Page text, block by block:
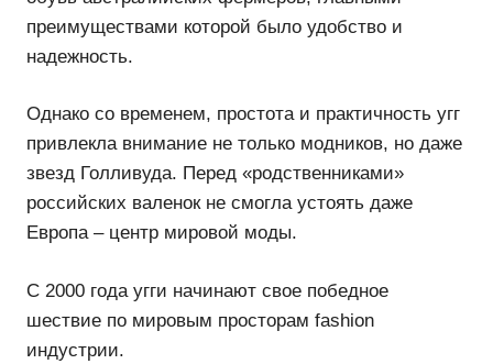
преимуществами которой было удобство и
надежность.
Однако со временем, простота и практичность угг
привлекла внимание не только модников, но даже
звезд Голливуда. Перед «родственниками»
российских валенок не смогла устоять даже
Европа – центр мировой моды.
С 2000 года угги начинают свое победное
шествие по мировым просторам fashion
индустрии.